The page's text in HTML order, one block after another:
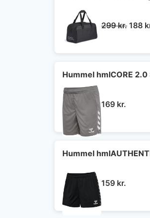
299kr. Den
299
188
Hummel hmlCORE
169 kr.
Hummel
159 kr.